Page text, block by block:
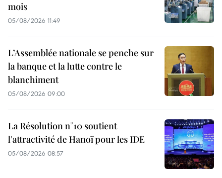
mois
05/08/2026 11:49
L’Assemblée nationale se penche sur
la banque et la lutte contre le
blanchiment
05/08/2026 09:00
La Résolution n°10 soutient
l'attractivité de Hanoï pour les IDE
05/08/2026 08:57